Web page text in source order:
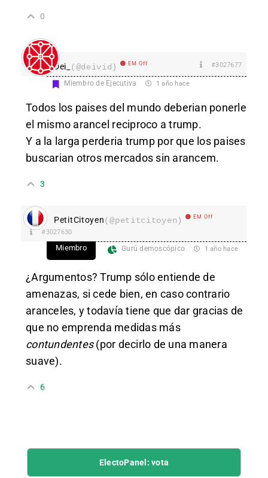
0
Dei_ (@deivid) EM Off #3027677
Miembro de Ejecutiva 1 año hace
Todos los paises del mundo deberian ponerle
el mismo arancel reciproco a trump.
Y a la larga perderia trump por que los paises
buscarian otros mercados sin arancem.
3
PetitCitoyen(@petitcitoyen) EM Off
#3027630
Miembro Gurú demoscópico 1 año hace
¿Argumentos? Trump sólo entiende de
amenazas, si cede bien, en caso contrario
aranceles, y todavía tiene que dar gracias de
que no emprenda medidas más
contundentes(por decirlo de una manera
suave).
6
ElectoPanel: vota